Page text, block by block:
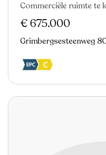
Commerciële ruimte te
€ 675.000
Grimbergsesteenweg